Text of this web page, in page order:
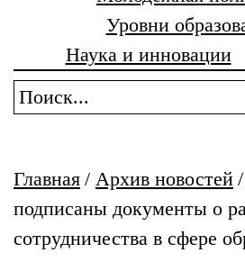
Уровни
Наука и инновации
Главная / Архив новостей /
подписаны документы о
сотрудничества в сфере